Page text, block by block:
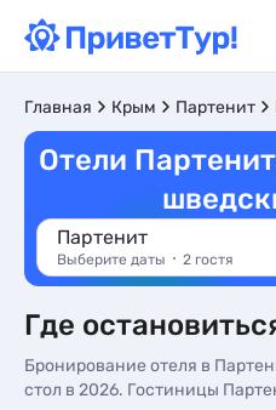
Главная Крым Партенит
Отели
Партенит
Выберите даты 2 гостя
Где
Бронирование отеля в
стол в 2026. Гостиницы